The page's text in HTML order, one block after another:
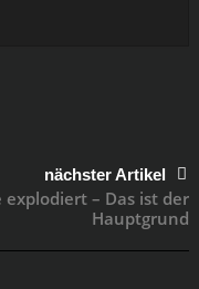
nächster Artikel
– Das ist der
Hauptgrund